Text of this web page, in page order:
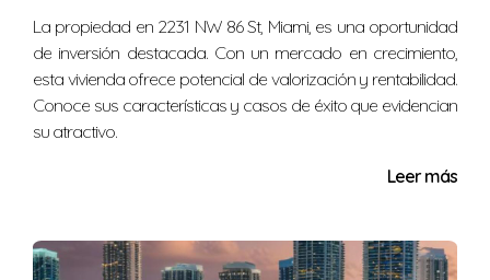
¿Cada cuánto debo revisar mi póliza?
Se recomienda hacerlo al menos una vez al año o
después de mejoras importantes o cambios en
¿Dónde puedo recibir asesoría confiable
recibir acompañamiento personalizado según tus
La propiedad en 2231 NW 86 St, Miami, es una oportunidad
de inversión destacada. Con un mercado en crecimiento,
esta vivienda ofrece potencial de valorización y rentabilidad.
Conoce sus características y casos de éxito que evidencian
su atractivo.
Leer más